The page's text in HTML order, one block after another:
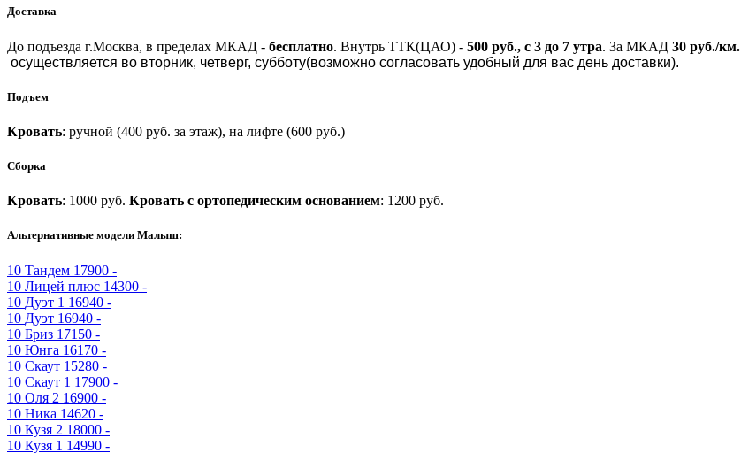
Доставка
До подъезда г.Москва, в пределах МКАД - бесплатно. Внутрь ТТК(ЦАО) - 500 руб., с 3 до 7 утра. За МКАД 30 руб./км.
осуществляется во вторник, четверг, субботу(возможно согласовать удобный для вас день доставки).
Подъем
Кровать: ручной (400 руб. за этаж), на лифте (600 руб.)
Сборка
Кровать: 1000 руб. Кровать с ортопедическим основанием: 1200 руб.
Альтернативные модели Малыш:
10 Тандем 17900 -
10 Лицей плюс 14300 -
10 Дуэт 1 16940 -
10 Дуэт 16940 -
10 Бриз 17150 -
10 Юнга 16170 -
10 Скаут 15280 -
10 Скаут 1 17900 -
10 Оля 2 16900 -
10 Ника 14620 -
10 Кузя 2 18000 -
10 Кузя 1 14990 -